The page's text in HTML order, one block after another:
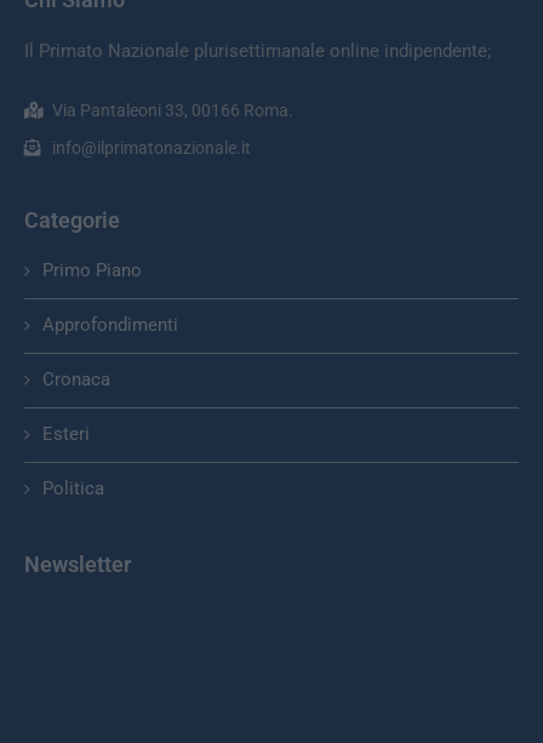
Categorie
Cronaca
Esteri
Politica
Newsletter